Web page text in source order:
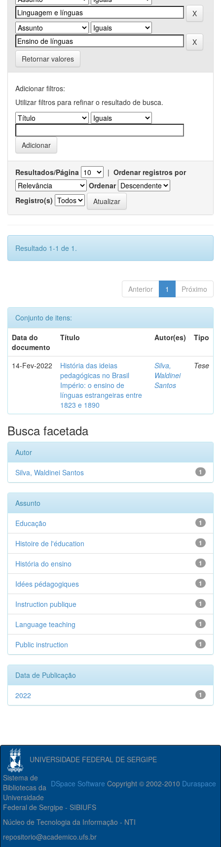
Retornar valores
Adicionar filtros:
Utilizar filtros para refinar o resultado de busca.
Resultados/Página | Ordenar registros por
Ordenar
Registro(s)
Resultado 1-1 de 1.
Anterior 1 Próximo
Conjunto de itens:
Data do
documento
Título Autor(es) Tipo
14-Fev-2022
História das ideias
pedagógicas no Brasil
Império: o ensino de
línguas estrangeiras entre
1823 e 1890
Silva,
Waldinei
Santos
Tese
Busca facetada
Autor
1
Silva, Waldinei Santos
Assunto
1
Educação
1
Histoire de l'éducation
1
História do ensino
1
Idées pédagogiques
1
Instruction publique
1
Language teaching
1
Public instruction
Data de Publicação
1
2022
UNIVERSIDADE FEDERAL DE SERGIPE
DSpace Software Copyright © 2002-2010 Duraspace
Sistema de
Bibliotecas da
Universidade
Federal de Sergipe - SIBIUFS
Núcleo de Tecnologia da Informação - NTI
repositorio@academico.ufs.br